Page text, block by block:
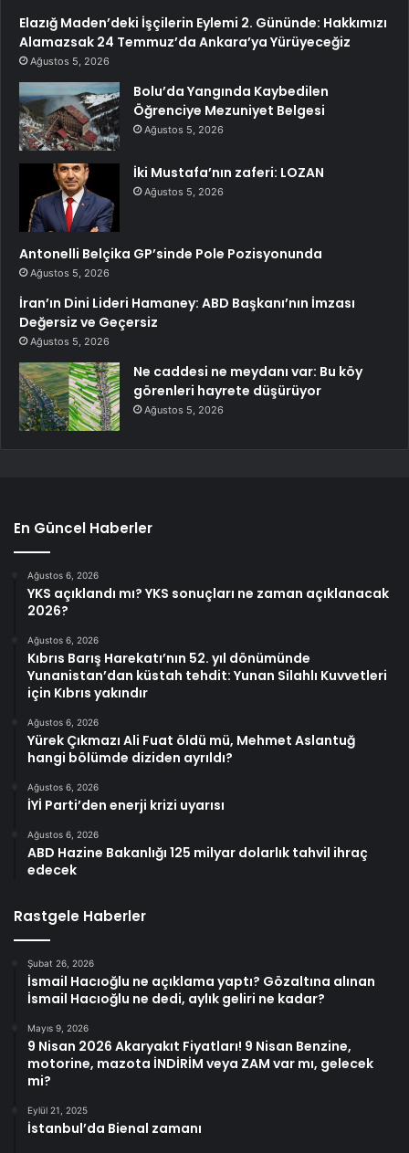
Elazığ Maden’deki İşçilerin Eylemi 2. Gününde: Hakkımızı
Alamazsak 24 Temmuz’da Ankara’ya Yürüyeceğiz
Ağustos 5, 2026
Bolu’da Yangında Kaybedilen
Öğrenciye Mezuniyet Belgesi
Ağustos 5, 2026
İki Mustafa’nın zaferi: LOZAN
Ağustos 5, 2026
Antonelli Belçika GP’sinde Pole Pozisyonunda
Ağustos 5, 2026
İran’ın Dini Lideri Hamaney: ABD Başkanı’nın İmzası
Değersiz ve Geçersiz
Ağustos 5, 2026
Ne caddesi ne meydanı var: Bu köy
görenleri hayrete düşürüyor
Ağustos 5, 2026
En Güncel Haberler
Ağustos 6, 2026
YKS açıklandı mı? YKS sonuçları ne zaman açıklanacak
2026?
Ağustos 6, 2026
Kıbrıs Barış Harekatı’nın 52. yıl dönümünde
Yunanistan’dan küstah tehdit: Yunan Silahlı Kuvvetleri
için Kıbrıs yakındır
Ağustos 6, 2026
Yürek Çıkmazı Ali Fuat öldü mü, Mehmet Aslantuğ
hangi bölümde diziden ayrıldı?
Ağustos 6, 2026
İYİ Parti’den enerji krizi uyarısı
Ağustos 6, 2026
ABD Hazine Bakanlığı 125 milyar dolarlık tahvil ihraç
edecek
Rastgele Haberler
Şubat 26, 2026
İsmail Hacıoğlu ne açıklama yaptı? Gözaltına alınan
İsmail Hacıoğlu ne dedi, aylık geliri ne kadar?
Mayıs 9, 2026
9 Nisan 2026 Akaryakıt Fiyatları! 9 Nisan Benzine,
motorine, mazota İNDİRİM veya ZAM var mı, gelecek
mi?
Eylül 21, 2025
İstanbul’da Bienal zamanı